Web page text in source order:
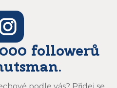
followerů